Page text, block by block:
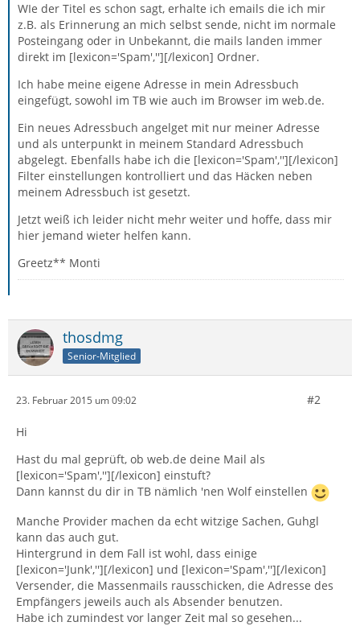
WIe der Titel es schon sagt, erhalte ich emails die ich mir
z.B. als Erinnerung an mich selbst sende, nicht im normale
Posteingang oder in Unbekannt, die mails landen immer
direkt im [lexicon='Spam',''][/lexicon] Ordner.
Ich habe meine eigene Adresse in mein Adressbuch
eingefügt, sowohl im TB wie auch im Browser im web.de.
Ein neues Adressbuch angelget mit nur meiner Adresse
und als unterpunkt in meinem Standard Adressbuch
abgelegt. Ebenfalls habe ich die [lexicon='Spam',''][/lexicon]
Filter einstellungen kontrolliert und das Häcken neben
meinem Adressbuch ist gesetzt.
Jetzt weiß ich leider nicht mehr weiter und hoffe, dass mir
hier jemand wieter helfen kann.
Greetz** Monti
thosdmg
Senior-Mitglied
23. Februar 2015 um 09:02 #2
Hi
Hast du mal geprüft, ob web.de deine Mail als
[lexicon='Spam',''][/lexicon] einstuft?
Dann kannst du dir in TB nämlich 'nen Wolf einstellen
Manche Provider machen da echt witzige Sachen, Guhgl
kann das auch gut.
Hintergrund in dem Fall ist wohl, dass einige
[lexicon='Junk',''][/lexicon] und [lexicon='Spam',''][/lexicon]
Versender, die Massenmails rausschicken, die Adresse des
Empfängers jeweils auch als Absender benutzen.
Habe ich zumindest vor langer Zeit mal so gesehen...